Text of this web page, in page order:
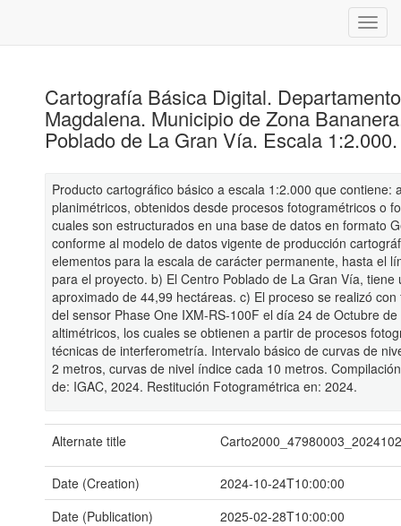
Cartografía Básica Digital.
Magdalena. Municipio de Zona
Poblado de La Gran Vía. Escala
Producto cartográfico básico a escala 1:2.000 que contiene:
planimétricos, obtenidos desde procesos fotogramétricos o
cuales son estructurados en una base de datos en formato
conforme al modelo de datos vigente de producción
elementos para la escala de carácter permanente, hasta el
para el proyecto. b) El Centro Poblado de La Gran Vía, tiene
aproximado de 44,99 hectáreas. c) El proceso se realizó
del sensor Phase One IXM-RS-100F el día 24 de Octubre
altimétricos, los cuales se obtienen a partir de procesos
técnicas de interferometría. Intervalo básico de curvas de
2 metros, curvas de nivel índice cada 10 metros.
de: IGAC, 2024. Restitución Fotogramétrica en: 2024.
Alternate title
Date (Creation)
2024-10-24T10:00:00
Date (Publication)
2025-02-28T10:00:00